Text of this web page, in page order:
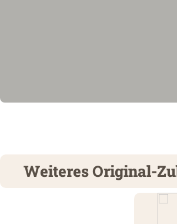
Weiteres Original-